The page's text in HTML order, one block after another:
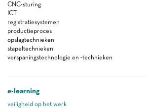
CNC-sturing
ICT
registratiesystemen
productieproces
opslagtechnieken
stapeltechnieken
verspaningstechnologie en -technieken
e-learning
veiligheid op het werk